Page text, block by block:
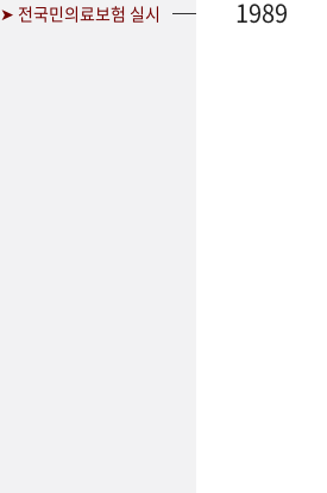
➤ 전국민의료보험 실시 1989